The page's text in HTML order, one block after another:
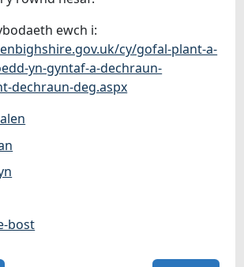
ewch i:
cy/gofal-plant-a-
yn-gyntaf-a-dechraun-
dechraun-deg.aspx
bost